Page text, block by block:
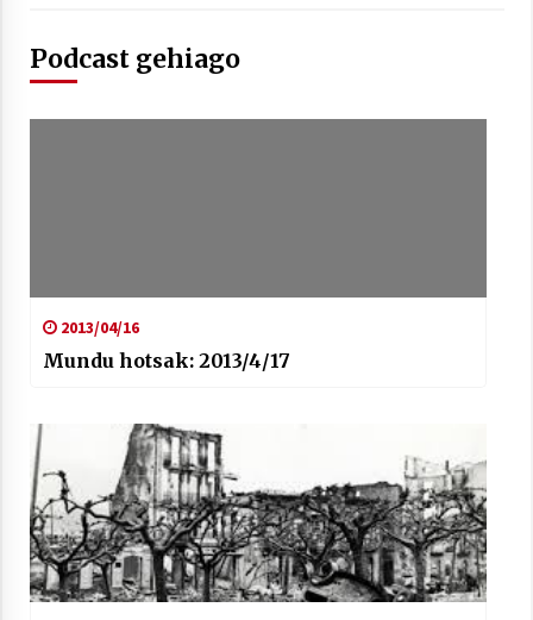
Zebrabidearen denboraldi amaiera
EHZtik
2021/07/01
Podcast gehiago
2013/04/16
Mundu hotsak: 2013/4/17